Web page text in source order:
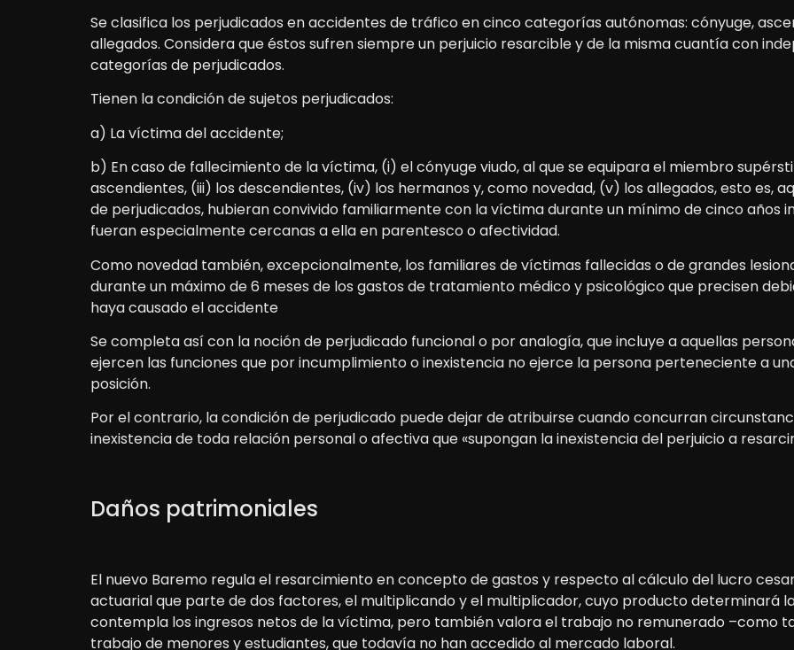
Se clasifica los perjudicados en accidentes de tráfico en cinco categorías autónomas: cónyuge,
allegados. Considera que éstos sufren siempre un perjuicio resarcible y de la misma cuantía con
categorías de perjudicados.
Tienen la condición de sujetos perjudicados:
a) La víctima del accidente;
b) En caso de fallecimiento de la víctima, (i) el cónyuge viudo, al que se equipara el miembro
ascendientes, (iii) los descendientes, (iv) los hermanos y, como novedad, (v) los allegados, esto es,
de perjudicados, hubieran convivido familiarmente con la víctima durante un mínimo de cinco
fueran especialmente cercanas a ella en parentesco o afectividad.
Como novedad también, excepcionalmente, los familiares de víctimas fallecidas o de grandes
durante un máximo de 6 meses de los gastos de tratamiento médico y psicológico que precisen
haya causado el accidente
Se completa así con la noción de perjudicado funcional o por analogía, que incluye a aquellas
ejercen las funciones que por incumplimiento o inexistencia no ejerce la persona perteneciente a
posición.
Por el contrario, la condición de perjudicado puede dejar de atribuirse cuando concurran
inexistencia de toda relación personal o afectiva que «supongan la inexistencia del perjuicio a
Daños patrimoniales
El nuevo Baremo regula el resarcimiento en concepto de gastos y respecto al cálculo del lucro
actuarial que parte de dos factores, el multiplicando y el multiplicador, cuyo producto determinará
contempla los ingresos netos de la víctima, pero también valora el trabajo no remunerado –como
trabajo de menores y estudiantes, que todavía no han accedido al mercado laboral.